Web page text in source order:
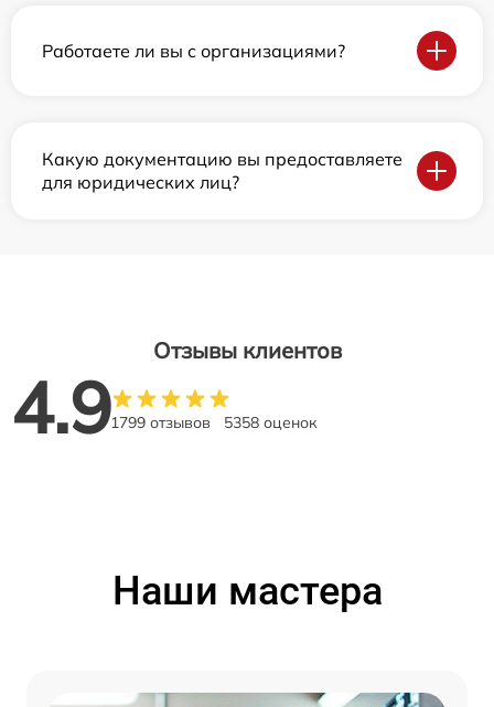
Работаете ли вы с организациями?
Какую документацию вы предоставляете
для юридических лиц?
Отзывы клиентов
4.91799 отзывов 5358 оценок
Наши мастера